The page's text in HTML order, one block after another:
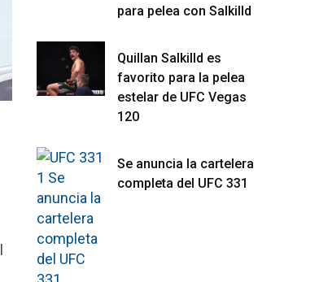
para pelea con Salkilld
Quillan Salkilld es
favorito para la pelea
estelar de UFC Vegas
120
Se anuncia la cartelera
completa del UFC 331